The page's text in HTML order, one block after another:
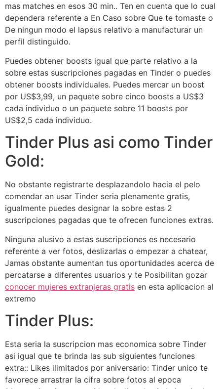
mas matches en esos 30 min.. Ten en cuenta que lo cual
dependera referente a En Caso sobre Que te tomaste o
De ningun modo el lapsus relativo a manufacturar un
perfil distinguido.
Puedes obtener boosts igual que parte relativo a la
sobre estas suscripciones pagadas en Tinder o puedes
obtener boosts individuales. Puedes mercar un boost
por US$3,99, un paquete sobre cinco boosts a US$3
cada individuo o un paquete sobre 11 boosts por
US$2,5 cada individuo.
Tinder Plus asi como Tinder
Gold:
No obstante registrarte desplazandolo hacia el pelo
comendar an usar Tinder seria plenamente gratis,
igualmente puedes designar la sobre estas 2
suscripciones pagadas que te ofrecen funciones extras.
Ninguna alusivo a estas suscripciones es necesario
referente a ver fotos, deslizarlas o empezar a chatear,
Jamas obstante aumentan tus oportunidades acerca de
percatarse a diferentes usuarios y te Posibilitan gozar
conocer mujeres extranjeras gratis en esta aplicacion al
extremo
Tinder Plus:
Esta seria la suscripcion mas economica sobre Tinder
asi igual que te brinda las sub siguientes funciones
extra:: Likes ilimitados por aniversario: Tinder unico te
favorece arrastrar la cifra sobre fotos al epoca